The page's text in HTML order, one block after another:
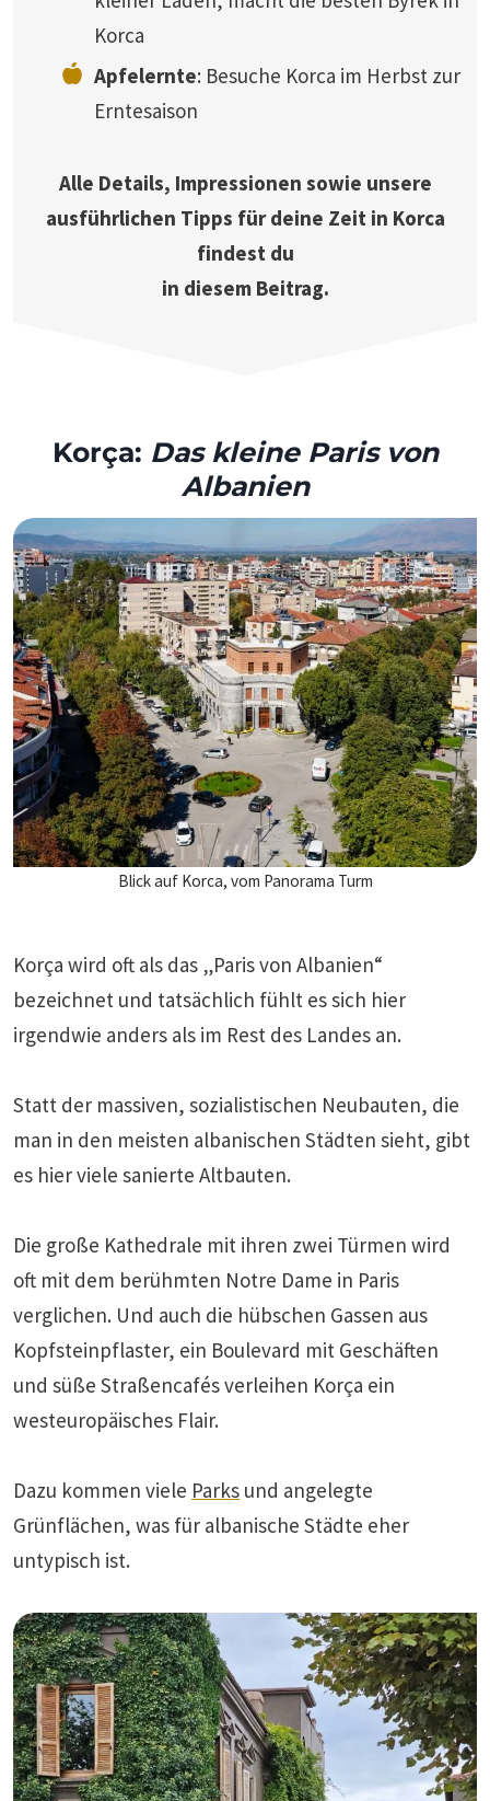
Korca
Apfelernte: Besuche Korca im Herbst zur
Erntesaison
Alle Details, Impressionen sowie unsere
ausführlichen Tipps für deine Zeit in Korca
findest du
in diesem Beitrag.
Korça: Das kleine Paris von
Albanien
Blick auf Korca, vom Panorama Turm
Korça wird oft als das „Paris von Albanien“
bezeichnet und tatsächlich fühlt es sich hier
irgendwie anders als im Rest des Landes an.
Statt der massiven, sozialistischen Neubauten, die
man in den meisten albanischen Städten sieht, gibt
es hier viele sanierte Altbauten.
Die große Kathedrale mit ihren zwei Türmen wird
oft mit dem berühmten Notre Dame in Paris
verglichen. Und auch die hübschen Gassen aus
Kopfsteinpflaster, ein Boulevard mit Geschäften
und süße Straßencafés verleihen Korça ein
westeuropäisches Flair.
Dazu kommen viele Parks und angelegte
Grünflächen, was für albanische Städte eher
untypisch ist.